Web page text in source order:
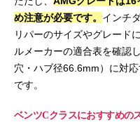
め注意が必要です。 インチ
リパーのサイズやグレード
ルメーカーの適合表を確認
穴・ハブ径66.6mm）に対
です。
ベンツCクラスにおすすめの